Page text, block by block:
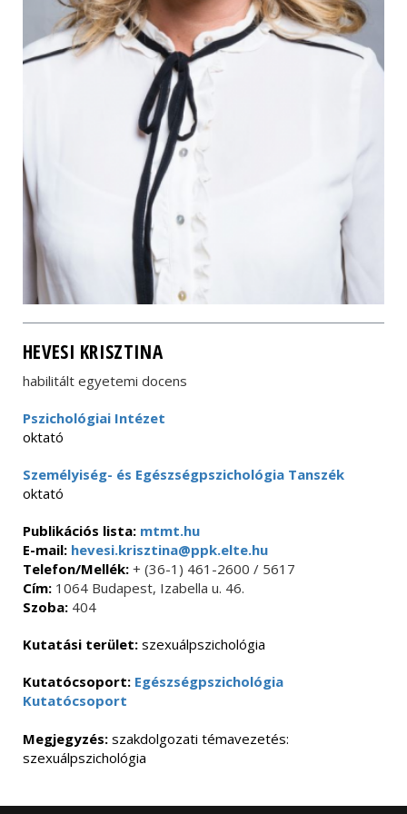
HEVESI KRISZTINA
habilitált egyetemi docens
Pszichológiai Intézet
oktató
Személyiség- és Egészségpszichológia Tanszék
oktató
Publikációs lista: mtmt.hu
E-mail: hevesi.krisztina@ppk.elte.hu
Telefon/Mellék: + (36-1) 461-2600 / 5617
Cím: 1064 Budapest, Izabella u. 46.
Szoba: 404
Kutatási terület: szexuálpszichológia
Kutatócsoport: Egészségpszichológia
Kutatócsoport
Megjegyzés: szakdolgozati témavezetés:
szexuálpszichológia